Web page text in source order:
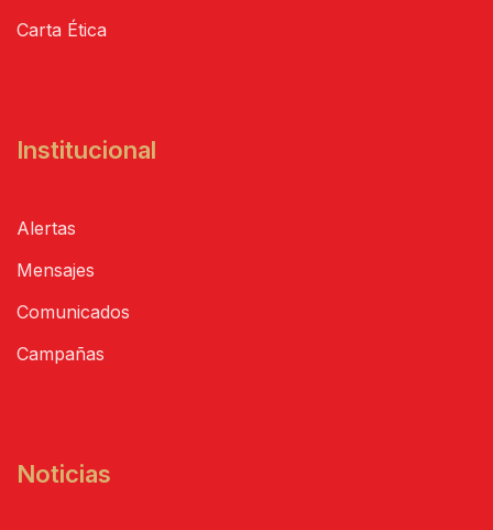
Carta Ética
Institucional
Alertas
Mensajes
Comunicados
Campañas
Noticias